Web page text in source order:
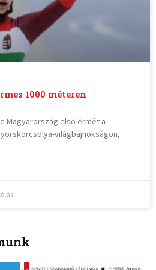
1000 méteren
Magyarország első érmét a
világbajnokságon,